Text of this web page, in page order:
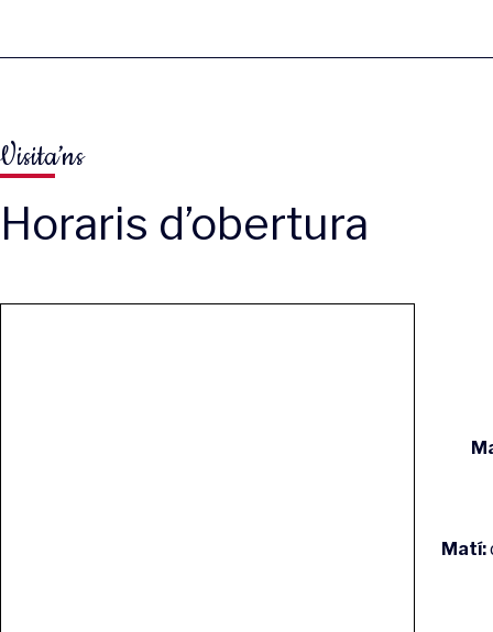
Visita’ns
Horaris d’obertura
Matí: